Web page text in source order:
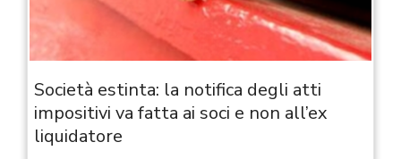
Società estinta: la notifica degli atti
impositivi va fatta ai soci e non all’ex
liquidatore